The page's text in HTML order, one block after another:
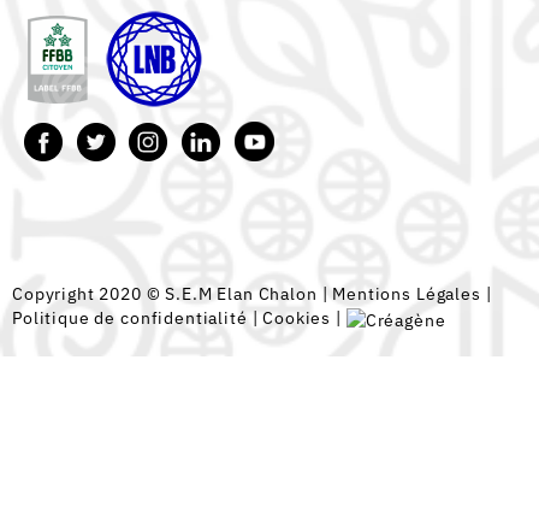
Copyright 2020 © S.E.M Elan Chalon | Mentions Légales |
Politique de confidentialité |Cookies |